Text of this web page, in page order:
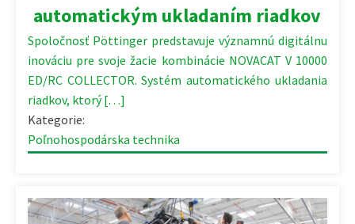
automatickým ukladaním riadkov
Spoločnosť Pöttinger predstavuje významnú digitálnu
inováciu pre svoje žacie kombinácie NOVACAT V 10000
ED/RC COLLECTOR. Systém automatického ukladania
riadkov, ktorý […]
Kategorie:
Poľnohospodárska technika